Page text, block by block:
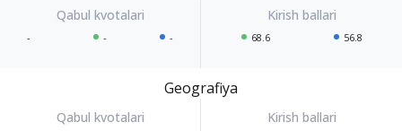
- - - 68.6 56.8
Geografiya